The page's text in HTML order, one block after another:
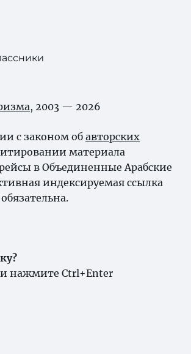
, 2003 — 2026
с законом об авторских
материала
в Объединенные Арабские
индексируемая ссылка
нажмите Ctrl+Enter